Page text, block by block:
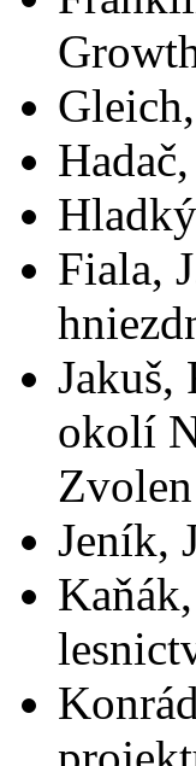
Fiala,
okolí
Zvolen
Jeník,